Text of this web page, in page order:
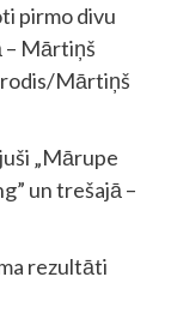
pirmo divu
– Mārtiņš
Mārtiņš
„Mārupe
un trešajā –
rezultāti